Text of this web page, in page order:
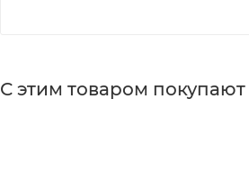
С этим товаром покупают